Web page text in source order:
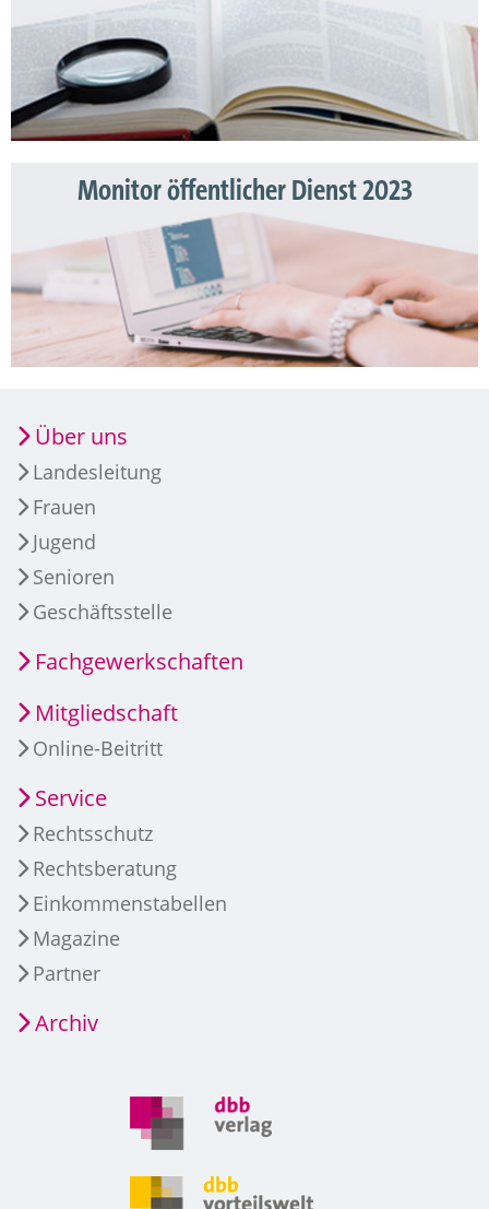
Monitor öffentlicher Dienst 2023
Über uns
Landesleitung
Frauen
Jugend
Senioren
Geschäftsstelle
Fachgewerkschaften
Mitgliedschaft
Online-Beitritt
Service
Rechtsschutz
Rechtsberatung
Einkommenstabellen
Magazine
Partner
Archiv